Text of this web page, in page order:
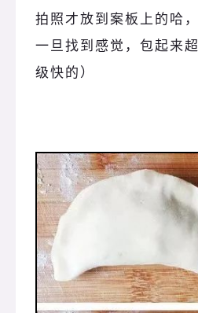
拍照才放到案板上的哈，
一旦找到感觉，包起来超
级快的）